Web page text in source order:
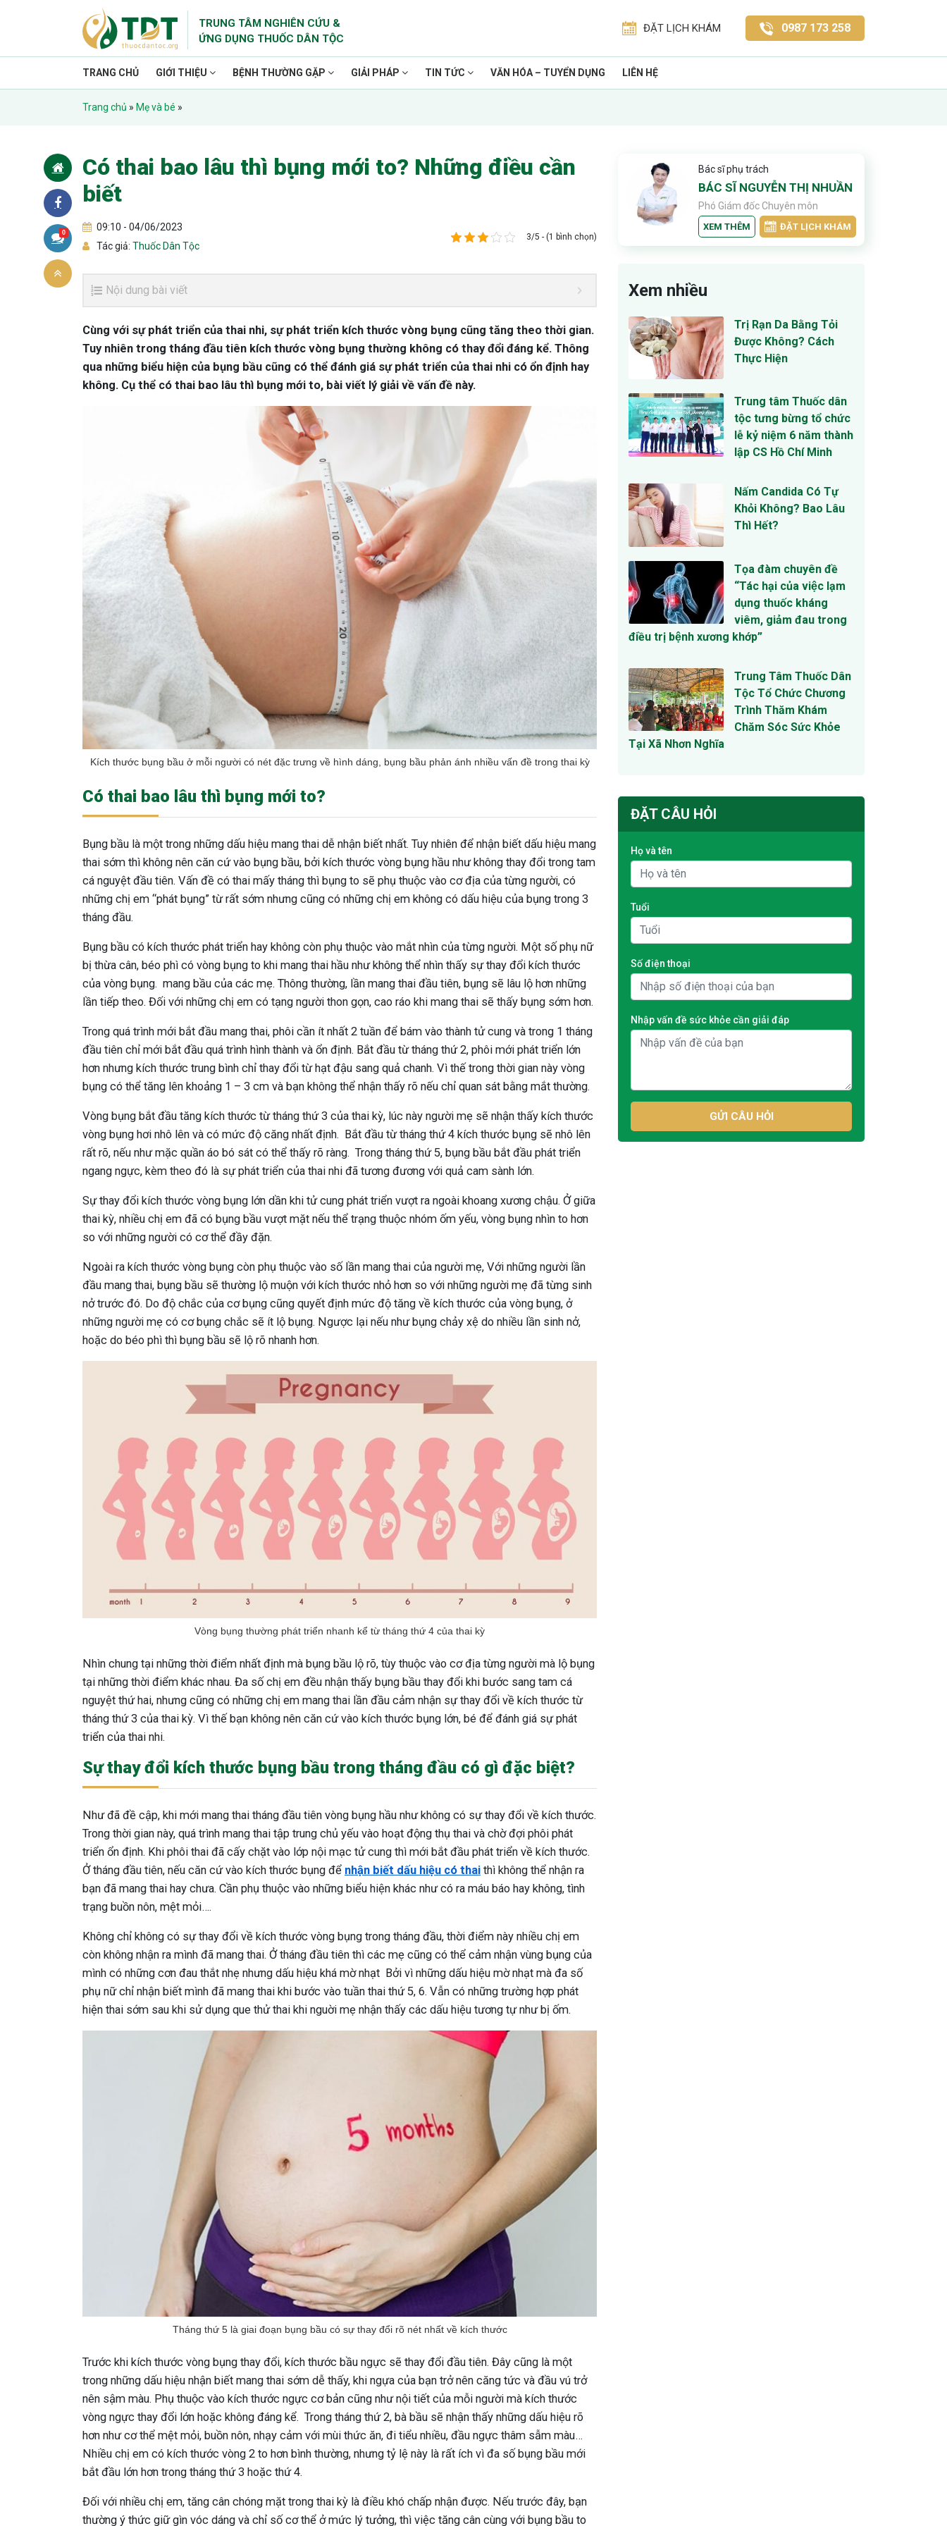
TRUNG TÂM NGHIÊN CỨU &
ỨNG DỤNG THUỐC DÂN TỘC
ĐẶT LỊCH KHÁM 0987 173 258
TRANG CHỦ GIỚI THIỆU BỆNH THƯỜNG GẶP GIẢI PHÁP TIN TỨC VĂN HÓA – TUYỂN DỤNG LIÊN HỆ
Trang chủ » Mẹ và bé »
Có thai bao lâu thì bụng mới to? Những điều cần
biết
09:10 - 04/06/2023
Tác giả: Thuốc Dân Tộc
3/5 - (1 bình chọn)
0
Nội dung bài viết
Cùng với sự phát triển của thai nhi, sự phát triển kích thước vòng bụng cũng tăng theo thời gian.
Tuy nhiên trong tháng đầu tiên kích thước vòng bụng thường không có thay đổi đáng kể. Thông
qua những biểu hiện của bụng bầu cũng có thể đánh giá sự phát triển của thai nhi có ổn định hay
không. Cụ thể có thai bao lâu thì bụng mới to, bài viết lý giải về vấn đề này.
Kích thước bụng bầu ở mỗi người có nét đặc trưng về hình dáng, bụng bầu phản ánh nhiều vấn đề trong thai kỳ
Có thai bao lâu thì bụng mới to?
Bụng bầu là một trong những dấu hiệu mang thai dễ nhận biết nhất. Tuy nhiên để nhận biết dấu hiệu mang
thai sớm thì không nên căn cứ vào bụng bầu, bởi kích thước vòng bụng hầu như không thay đổi trong tam
cá nguyệt đầu tiên. Vấn đề có thai mấy tháng thì bụng to sẽ phụ thuộc vào cơ địa của từng người, có
những chị em “phát bụng” từ rất sớm nhưng cũng có những chị em không có dấu hiệu của bụng trong 3
tháng đầu.
Bụng bầu có kích thước phát triển hay không còn phụ thuộc vào mắt nhìn của từng người. Một số phụ nữ
bị thừa cân, béo phì có vòng bụng to khi mang thai hầu như không thể nhìn thấy sự thay đổi kích thước
của vòng bụng. mang bầu của các mẹ. Thông thường, lần mang thai đầu tiên, bụng sẽ lâu lộ hơn những
lần tiếp theo. Đối với những chị em có tạng người thon gọn, cao ráo khi mang thai sẽ thấy bụng sớm hơn.
Trong quá trình mới bắt đầu mang thai, phôi cần ít nhất 2 tuần để bám vào thành tử cung và trong 1 tháng
đầu tiên chỉ mới bắt đầu quá trình hình thành và ổn định. Bắt đầu từ tháng thứ 2, phôi mới phát triển lớn
hơn nhưng kích thước trung bình chỉ thay đổi từ hạt đậu sang quả chanh. Vì thế trong thời gian này vòng
bụng có thể tăng lên khoảng 1 – 3 cm và bạn không thể nhận thấy rõ nếu chỉ quan sát bằng mắt thường.
Vòng bụng bắt đầu tăng kích thước từ tháng thứ 3 của thai kỳ, lúc này người mẹ sẽ nhận thấy kích thước
vòng bụng hơi nhô lên và có mức độ căng nhất định. Bắt đầu từ tháng thứ 4 kích thước bụng sẽ nhô lên
rất rõ, nếu như mặc quần áo bó sát có thể thấy rõ ràng. Trong tháng thứ 5, bụng bầu bắt đầu phát triển
ngang ngực, kèm theo đó là sự phát triển của thai nhi đã tương đương với quả cam sành lớn.
Sự thay đổi kích thước vòng bụng lớn dần khi tử cung phát triển vượt ra ngoài khoang xương chậu. Ở giữa
thai kỳ, nhiều chị em đã có bụng bầu vượt mặt nếu thể trạng thuộc nhóm ốm yếu, vòng bụng nhìn to hơn
so với những người có cơ thể đầy đặn.
Ngoài ra kích thước vòng bụng còn phụ thuộc vào số lần mang thai của người mẹ, Với những người lần
đầu mang thai, bụng bầu sẽ thường lộ muộn với kích thước nhỏ hơn so với những người mẹ đã từng sinh
nở trước đó. Do độ chắc của cơ bụng cũng quyết định mức độ tăng về kích thước của vòng bụng, ở
những người mẹ có cơ bụng chắc sẽ ít lộ bụng. Ngược lại nếu như bụng chảy xệ do nhiều lần sinh nở,
hoặc do béo phì thì bụng bầu sẽ lộ rõ nhanh hơn.
Vòng bụng thường phát triển nhanh kể từ tháng thứ 4 của thai kỳ
Nhìn chung tại những thời điểm nhất định mà bụng bầu lộ rõ, tùy thuộc vào cơ địa từng người mà lộ bụng
tại những thời điểm khác nhau. Đa số chị em đều nhận thấy bụng bầu thay đổi khi bước sang tam cá
nguyệt thứ hai, nhưng cũng có những chị em mang thai lần đầu cảm nhận sự thay đổi về kích thước từ
tháng thứ 3 của thai kỳ. Vì thế bạn không nên căn cứ vào kích thước bụng lớn, bé để đánh giá sự phát
triển của thai nhi.
Sự thay đổi kích thước bụng bầu trong tháng đầu có gì đặc biệt?
Như đã đề cập, khi mới mang thai tháng đầu tiên vòng bụng hầu như không có sự thay đổi về kích thước.
Trong thời gian này, quá trình mang thai tập trung chủ yếu vào hoạt động thụ thai và chờ đợi phôi phát
triển ổn định. Khi phôi thai đã cấy chặt vào lớp nội mạc tử cung thì mới bắt đầu phát triển về kích thước.
Ở tháng đầu tiên, nếu căn cứ vào kích thước bụng để nhận biết dấu hiệu có thai thì không thể nhận ra
bạn đã mang thai hay chưa. Cần phụ thuộc vào những biểu hiện khác như có ra máu báo hay không, tình
trạng buồn nôn, mệt mỏi….
Không chỉ không có sự thay đổi về kích thước vòng bụng trong tháng đầu, thời điểm này nhiều chị em
còn không nhận ra mình đã mang thai. Ở tháng đầu tiên thì các mẹ cũng có thể cảm nhận vùng bụng của
mình có những cơn đau thắt nhẹ nhưng dấu hiệu khá mờ nhạt Bởi vì những dấu hiệu mờ nhạt mà đa số
phụ nữ chỉ nhận biết mình đã mang thai khi bước vào tuần thai thứ 5, 6. Vẫn có những trường hợp phát
hiện thai sớm sau khi sử dụng que thử thai khi nguời mẹ nhận thấy các dấu hiệu tương tự như bị ốm.
Tháng thứ 5 là giai đoạn bụng bầu có sự thay đổi rõ nét nhất về kích thước
Trước khi kích thước vòng bụng thay đổi, kích thước bầu ngực sẽ thay đổi đầu tiên. Đây cũng là một
trong những dấu hiệu nhận biết mang thai sớm dễ thấy, khi ngựa của bạn trở nên căng tức và đầu vú trở
nên sậm màu. Phụ thuộc vào kích thước ngực cơ bản cũng như nội tiết của mỗi người mà kích thước
vòng ngực thay đổi lớn hoặc không đáng kể. Trong tháng thứ 2, bà bầu sẽ nhận thấy những dấu hiệu rõ
hơn như cơ thể mệt mỏi, buồn nôn, nhạy cảm với mùi thức ăn, đi tiểu nhiều, đầu ngực thâm sẫm màu…
Nhiều chị em có kích thước vòng 2 to hơn bình thường, nhưng tỷ lệ này là rất ích vì đa số bụng bầu mới
bắt đầu lớn hơn trong tháng thứ 3 hoặc thứ 4.
Đối với nhiều chị em, tăng cân chóng mặt trong thai kỳ là điều khó chấp nhận được. Nếu trước đây, bạn
thường ý thức giữ gìn vóc dáng và chỉ số cơ thể ở mức lý tưởng, thì việc tăng cân cùng với bụng bầu to
Bác sĩ phụ trách
BÁC SĨ NGUYỄN THỊ NHUẦN
Phó Giám đốc Chuyên môn
XEM THÊM ĐẶT LỊCH KHÁM
Xem nhiều
Trị Rạn Da Bằng Tỏi
Được Không? Cách
Thực Hiện
Trung tâm Thuốc dân
tộc tưng bừng tổ chức
lễ kỷ niệm 6 năm thành
lập CS Hồ Chí Minh
Nấm Candida Có Tự
Khỏi Không? Bao Lâu
Thì Hết?
Tọa đàm chuyên đề
“Tác hại của việc lạm
dụng thuốc kháng
viêm, giảm đau trong
điều trị bệnh xương khớp”
Trung Tâm Thuốc Dân
Tộc Tổ Chức Chương
Trình Thăm Khám
Chăm Sóc Sức Khỏe
Tại Xã Nhơn Nghĩa
ĐẶT CÂU HỎI
Họ và tên
Tuổi
Số điện thoại
Nhập vấn đề sức khỏe cần giải đáp
GỬI CÂU HỎI